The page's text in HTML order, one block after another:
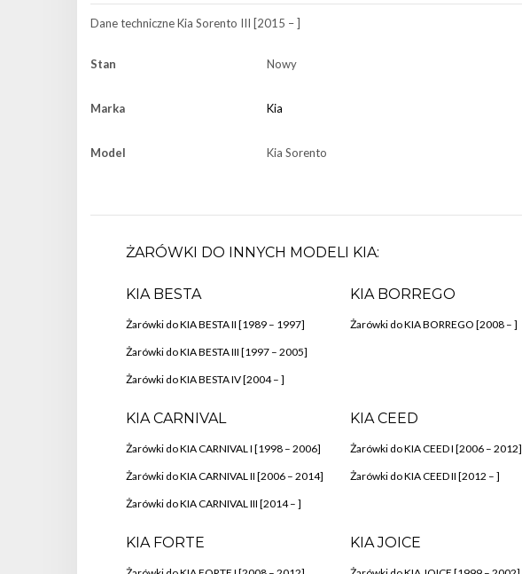
Dane techniczneKia Sorento III [2015 – ]
Stan Nowy
Marka Kia
Model Kia Sorento
ŻARÓWKI DO INNYCH MODELI KIA:
KIA BESTA
Żarówki do KIA BESTA II [1989 – 1997]
Żarówki do KIA BESTA III [1997 – 2005]
Żarówki do KIA BESTA IV [2004 – ]
KIA BORREGO
Żarówki do KIA BORREGO [2008 – ]
KIA CARNIVAL
Żarówki do KIA CARNIVAL I [1998 – 2006]
Żarówki do KIA CARNIVAL II [2006 – 2014]
Żarówki do KIA CARNIVAL III [2014 – ]
KIA CEED
Żarówki do KIA CEED I [2006 – 2012]
Żarówki do KIA CEED II [2012 – ]
KIA FORTE KIA JOICE